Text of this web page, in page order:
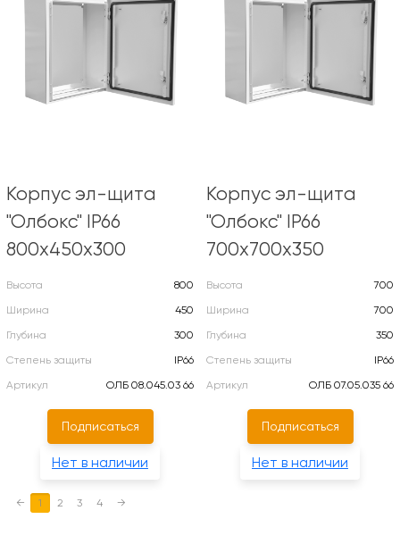
Корпус эл-щита
"Олбокс" IP66
800х450х300
Высота
800
Ширина
450
Глубина
300
Степень защиты
IP66
Артикул
ОЛБ 08.045.03 66
Подписаться
Нет в наличии
Корпус эл-щита
"Олбокс" IP66
700х700х350
Высота
700
Ширина
700
Глубина
350
Степень защиты
IP66
Артикул
ОЛБ 07.05.035 66
Подписаться
Нет в наличии
← 1 2 3 4 →